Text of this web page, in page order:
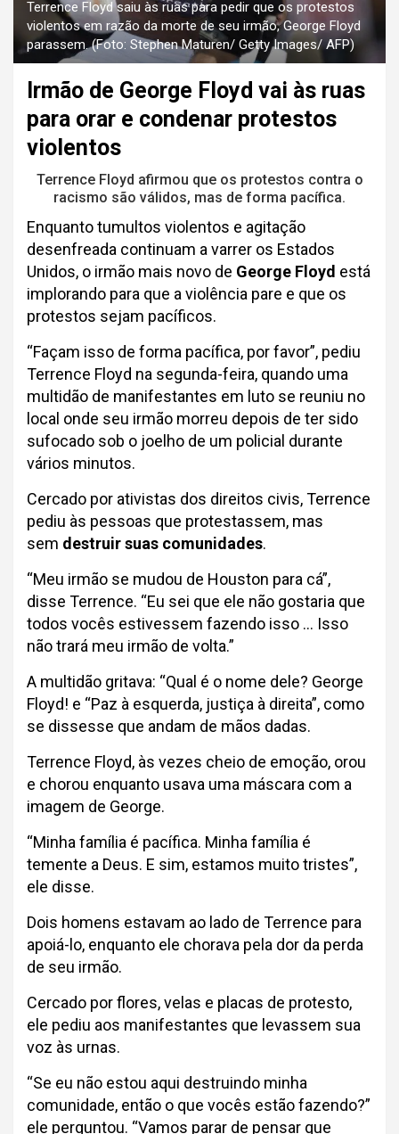
Terrence Floyd saiu às ruas para pedir que os protestos
violentos em razão da morte de seu irmão, George Floyd
parassem. (Foto: Stephen Maturen/ Getty Images/ AFP)
Irmão de George Floyd vai às ruas
para orar e condenar protestos
violentos
Terrence Floyd afirmou que os protestos contra o
racismo são válidos, mas de forma pacífica.
Enquanto tumultos violentos e agitação
desenfreada continuam a varrer os Estados
Unidos, o irmão mais novo de George Floyd está
implorando para que a violência pare e que os
protestos sejam pacíficos.
“Façam isso de forma pacífica, por favor”, pediu
Terrence Floyd na segunda-feira, quando uma
multidão de manifestantes em luto se reuniu no
local onde seu irmão morreu depois de ter sido
sufocado sob o joelho de um policial durante
vários minutos.
Cercado por ativistas dos direitos civis, Terrence
pediu às pessoas que protestassem, mas
sem destruir suas comunidades.
“Meu irmão se mudou de Houston para cá”,
disse Terrence. “Eu sei que ele não gostaria que
todos vocês estivessem fazendo isso … Isso
não trará meu irmão de volta.”
A multidão gritava: “Qual é o nome dele? George
Floyd! e “Paz à esquerda, justiça à direita”, como
se dissesse que andam de mãos dadas.
Terrence Floyd, às vezes cheio de emoção, orou
e chorou enquanto usava uma máscara com a
imagem de George.
“Minha família é pacífica. Minha família é
temente a Deus. E sim, estamos muito tristes”,
ele disse.
Dois homens estavam ao lado de Terrence para
apoiá-lo, enquanto ele chorava pela dor da perda
de seu irmão.
Cercado por flores, velas e placas de protesto,
ele pediu aos manifestantes que levassem sua
voz às urnas.
“Se eu não estou aqui destruindo minha
comunidade, então o que vocês estão fazendo?”
ele perguntou. “Vamos parar de pensar que